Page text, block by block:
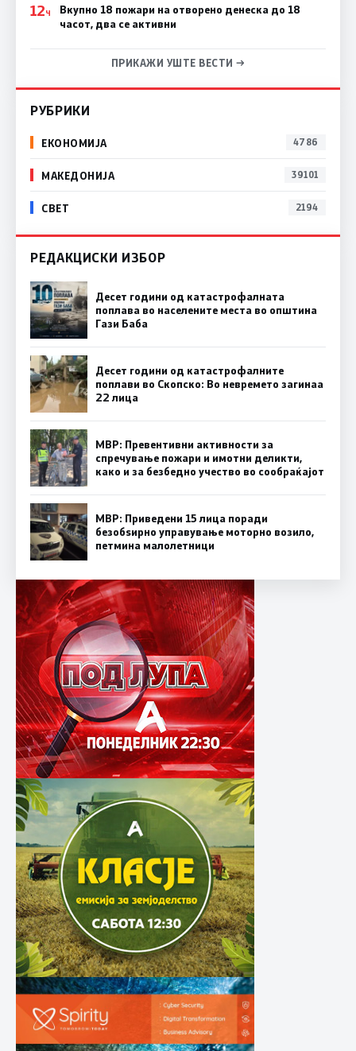
12Ч
Вкупно 18 пожари на отворено денеска до 18
часот, два се активни
ПРИКАЖИ УШТЕ ВЕСТИ →
РУБРИКИ
ЕКОНОМИЈА 4786
МАКЕДОНИЈА 39101
СВЕТ 2194
РЕДАКЦИСКИ ИЗБОР
Десет години од катастрофалната
поплава во населените места во општина
Гази Баба
Десет години од катастрофалните
поплави во Скопско: Во невремето загинаа
22 лица
МВР: Превентивни активности за
спречување пожари и имотни деликти,
како и за безбедно учество во сообраќајот
МВР: Приведени 15 лица поради
безобѕирно управување моторно возило,
петмина малолетници